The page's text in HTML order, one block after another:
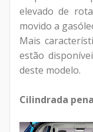
elevado de
movido a
Mais
estão
deste modelo.
Cilindrada